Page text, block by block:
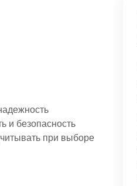
и безопасность
при выборе